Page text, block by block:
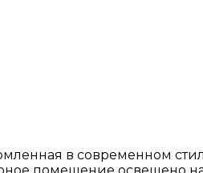
в современном